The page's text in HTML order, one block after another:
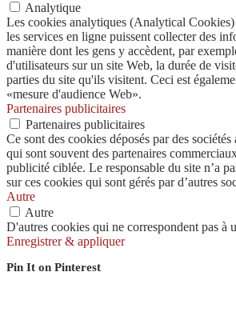
Analytique
Les cookies analytiques (Analytical
les services en ligne puissent collecter des
manière dont les gens y accèdent, par
d'utilisateurs sur un site Web, la durée de
parties du site qu'ils visitent. Ceci est
«mesure d'audience Web».
Partenaires publicitaires
Partenaires publicitaires
Ce sont des cookies déposés par des
qui sont souvent des partenaires
publicité ciblée. Le responsable du site n’a
sur ces cookies qui sont gérés par d’autres
Autre
Autre
D'autres cookies qui ne correspondent pas à
Enregistrer & appliquer
Pin It on Pinterest